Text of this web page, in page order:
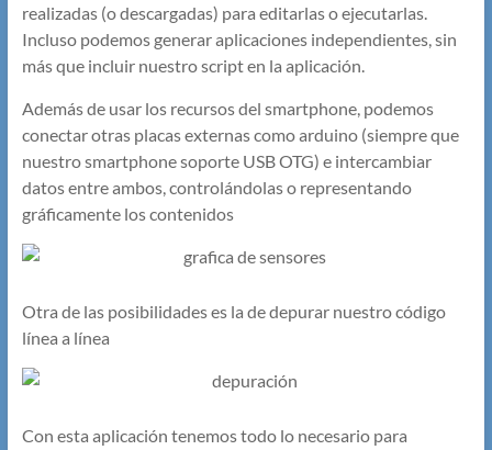
realizadas (o descargadas) para editarlas o ejecutarlas.
Incluso podemos generar aplicaciones independientes, sin
más que incluir nuestro script en la aplicación.
Además de usar los recursos del smartphone, podemos
conectar otras placas externas como arduino (siempre que
nuestro smartphone soporte USB OTG) e intercambiar
datos entre ambos, controlándolas o representando
gráficamente los contenidos
Otra de las posibilidades es la de depurar nuestro código
línea a línea
Con esta aplicación tenemos todo lo necesario para